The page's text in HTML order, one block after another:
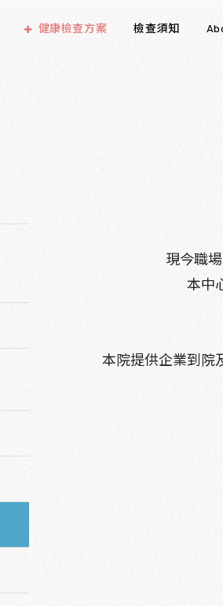
健康檢查方案 檢查須知
現今職
本中
本院提供企業到院